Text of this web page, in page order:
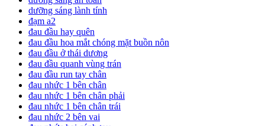
dưỡng sáng lành tính
đạm a2
đau đầu hay quên
đau đầu hoa mắt chóng mặt buồn nôn
đau đầu ở thái dương
đau đầu quanh vùng trán
đau đầu run tay chân
đau nhức 1 bên chân
đau nhức 1 bên chân phải
đau nhức 1 bên chân trái
đau nhức 2 bên vai